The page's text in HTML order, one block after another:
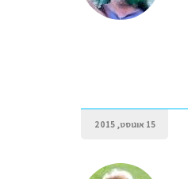
15 אוגוסט, 2015